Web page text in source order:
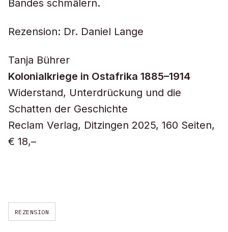
Bandes schmälern.
Rezension: Dr. Daniel Lange
Tanja Bührer
Kolonialkriege in Ostafrika 1885–1914
Widerstand, Unterdrückung und die
Schatten der Geschichte
Reclam Verlag, Ditzingen 2025, 160 Seiten,
€ 18,–
REZENSION